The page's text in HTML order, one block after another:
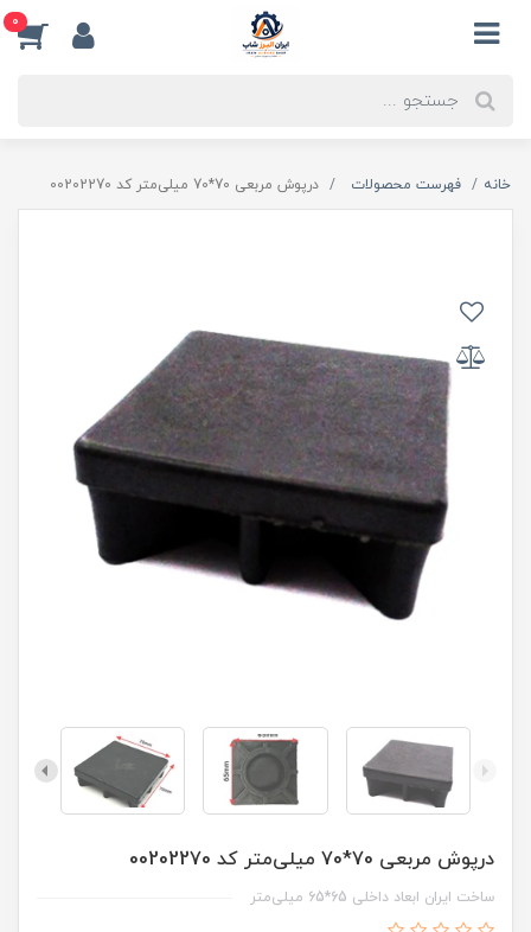
0
خانه فهرست محصولات درپوش مربعی 70*70 میلی‌متر کد 00202270
درپوش مربعی 70*70 میلی‌متر کد 00202270
ساخت ایران ابعاد داخلی 65*65 میلی‌متر